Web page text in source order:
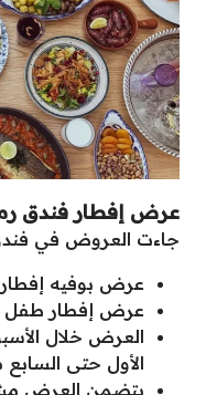
عرض إفطار فندق
جاءت العروض في فندق
عرض بوفيه إفطار شخص
عرض إفطار طفل واحد 49
العرض خلال
الأول حتى السابع
يتضمن العرض